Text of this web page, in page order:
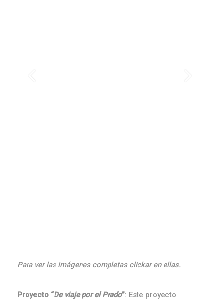
Para ver las imágenes completas clickar en ellas.
Proyecto “De viaje por el Prado”: Este proyecto